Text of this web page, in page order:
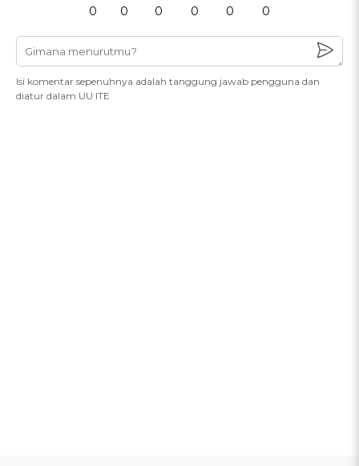
0 0 0 0 0 0
Isi komentar sepenuhnya adalah tanggung jawab pengguna dan
diatur dalam UU ITE